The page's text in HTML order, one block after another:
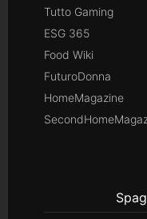
Tutto Gaming
ESG 365
Food Wiki
FuturoDonna
HomeMagazine